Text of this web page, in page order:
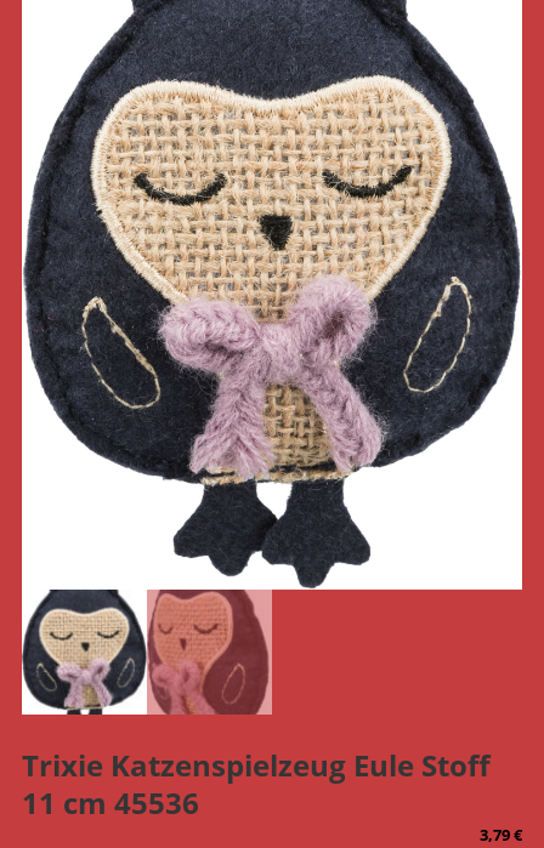
Trixie Katzenspielzeug Eule Stoff
11 cm 45536
3,79€